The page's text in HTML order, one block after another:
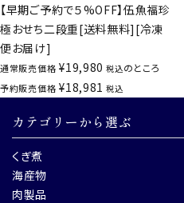
【早期ご予約で５%OFF】伍魚福珍
極おせち二段重[送料無料][冷凍
便お届け]
通常販売価格 ¥19,980 税込のところ
予約販売価格 ¥18,981 税込
カテゴリーから選ぶ
くぎ煮
海産物
肉製品